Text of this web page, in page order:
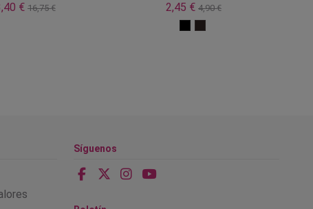
€ 16,75 € 2,45 € 4,90 €
Síguenos